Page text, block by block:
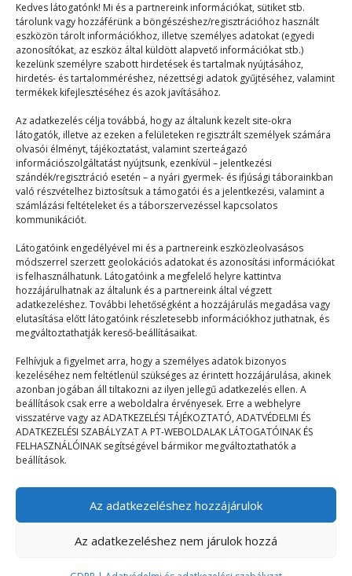
Kedves látogatónk! Mi és a partnereink információkat, sütiket stb.
tárolunk vagy hozzáférünk a böngészéshez/regisztrációhoz használt
eszközön tárolt információkhoz, illetve személyes adatokat (egyedi
azonosítókat, az eszköz által küldött alapvető információkat stb.)
kezelünk személyre szabott hirdetések és tartalmak nyújtásához,
hirdetés- és tartalomméréshez, nézettségi adatok gyűjtéséhez, valamint
termékek kifejlesztéséhez és azok javításához.
Az adatkezelés célja továbbá, hogy az általunk kezelt site-okra
látogatók, illetve az ezeken a felületeken regisztrált személyek számára
olvasói élményt, tájékoztatást, valamint szerteágazó
információszolgáltatást nyújtsunk, ezenkívül – jelentkezési
szándék/regisztráció esetén – a nyári gyermek- és ifjúsági táborainkban
való részvételhez biztosítsuk a támogatói és a jelentkezési, valamint a
számlázási feltételeket és a táborszervezéssel kapcsolatos
kommunikációt.
Látogatóink engedélyével mi és a partnereink eszközleolvasásos
módszerrel szerzett geolokációs adatokat és azonosítási információkat
is felhasználhatunk. Látogatóink a megfelelő helyre kattintva
hozzájárulhatnak az általunk és a partnereink által végzett
adatkezeléshez. További lehetőségként a hozzájárulás megadása vagy
elutasítása előtt látogatóink részletesebb információkhoz juthatnak, és
megváltoztathatják kereső-beállításaikat.
Felhívjuk a figyelmet arra, hogy a személyes adatok bizonyos
kezeléséhez nem feltétlenül szükséges az érintett hozzájárulása, akinek
azonban jogában áll tiltakozni az ilyen jellegű adatkezelés ellen. A
beállítások csak erre a weboldalra érvényesek. Erre a webhelyre
visszatérve vagy az ADATKEZELÉSI TÁJÉKOZTATÓ, ADATVÉDELMI ÉS
ADATKEZELÉSI SZABÁLYZAT A PT-WEBOLDALAK LÁTOGATÓINAK ÉS
FELHASZNÁLÓINAK segítségével bármikor megváltoztathatók a
beállítások.
Az adatkezeléshez hozzájárulok
Az adatkezeléshez nem járulok hozzá
Időutazás
Mix
2025. 05. 31.
Melyik korszakban élnél legszívesebben? Mit tudsz a
mögöttünk hagyott időkről? Szeretnél többet tudni?
A 20-as…
© 2023–2026
Navigáció
Főoldal
Mix
GDPR | Adatvédelmi és adatkezelési szabályzat